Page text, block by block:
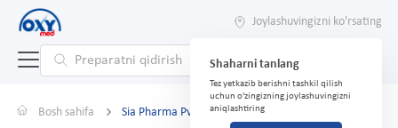
Joylashuvingizni ko'rsating
Shaharni tanlang
Tez yetkazib berishni tashkil qilish
uchun o'zingizning joylashuvingizni
aniqlashtiring
Bosh sahifa Sia Pharma Pvt. Ltd